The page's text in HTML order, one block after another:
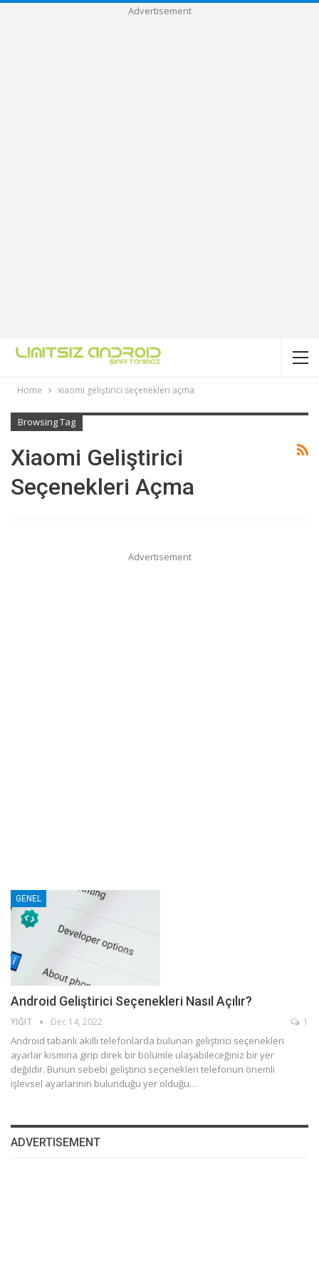
Advertisement
Home xiaomi geliştirici seçenekleri açma
Browsing Tag
Xiaomi Geliştirici
Seçenekleri Açma
Advertisement
GENEL
Android Geliştirici Seçenekleri Nasıl Açılır?
YIĞIT Dec 14, 2022 1
Android tabanlı akıllı telefonlarda bulunan geliştirici seçenekleri
ayarlar kısmına girip direk bir bölümle ulaşabileceğiniz bir yer
değildir. Bunun sebebi geliştirici seçenekleri telefonun önemli
işlevsel ayarlarının bulunduğu yer olduğu…
ADVERTISEMENT